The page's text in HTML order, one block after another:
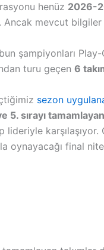
henüz 2026-
Ancak mevcut
şampiyonları
turu geçen6
sezon
5. sırayı
lideriyle
oynayacağı final